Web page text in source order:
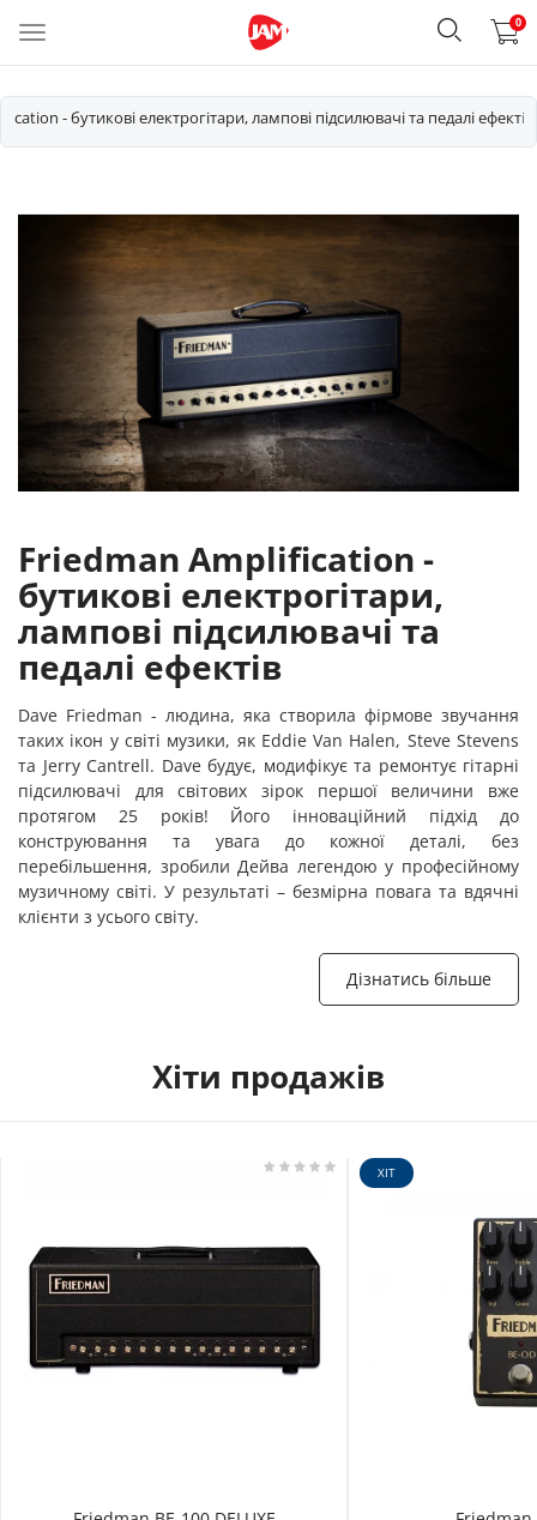
0
- бутикові електрогітари, лампові підсилювачі та педалі ефектів
Friedman Amplification -
бутикові електрогітари,
лампові підсилювачі та
педалі ефектів
Dave Friedman - людина, яка створила фірмове звучання
таких ікон у світі музики, як Eddie Van Halen, Steve Stevens
та Jerry Cantrell. Dave будує, модифікує та ремонтує гітарні
підсилювачі для світових зірок першої величини вже
протягом 25 років! Його інноваційний підхід до
конструювання та увага до кожної деталі, без
перебільшення, зробили Дейва легендою у професійному
музичному світі. У результаті – безмірна повага та вдячні
клієнти з усього світу.
Дізнатись більше
Хіти продажів
ХІТ